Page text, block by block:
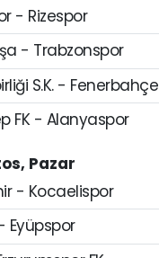
- Rizespor
- Trabzonspor
S.K. - Fenerbahçe
FK - Alanyaspor
Pazar
- Kocaelispor
Eyüpspor